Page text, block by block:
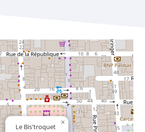
Le Bis'troquet ×